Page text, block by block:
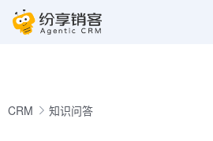
CRM 知识问答